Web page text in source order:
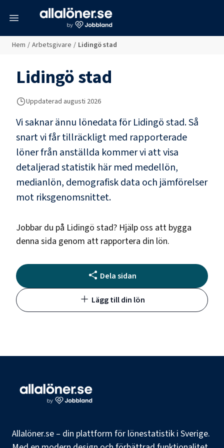
Hem / Arbetsgivare / Lidingö stad
Lidingö stad
Uppdaterad augusti 2026
Vi saknar ännu lönedata förLidingö stad. Så
snart vi får tillräckligt med rapporterade
löner från anställda kommer vi att visa
detaljerad statistik här med medellön,
medianlön, demografisk data och jämförelser
mot riksgenomsnittet.
Jobbar du på Lidingö stad? Hjälp oss att bygga
denna sida genom att rapportera din lön.
Dela sidan
Lägg till din lön
Allalöner.se – din plattform för lönestatistik i Sverige.